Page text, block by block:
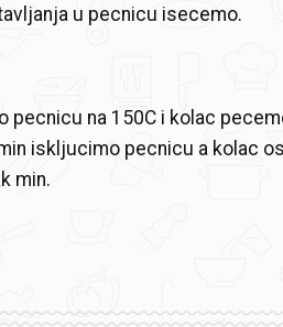
u pecnicu isecemo.
pecnicu na 150C i kolac
iskljucimo pecnicu a kolac
min.